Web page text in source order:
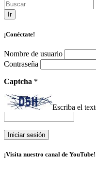
Ir
¡Conéctate!
Nombre de usuario
Contraseña
Captcha *
Escriba el
¡Visita nuestro canal de YouTube!